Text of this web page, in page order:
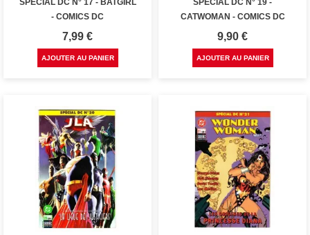
SPÉCIAL DC N° 17 - BATGIRL
- COMICS DC
Prix
7,99 €
AJOUTER AU PANIER
SPÉCIAL DC N° 19 -
CATWOMAN - COMICS DC
Prix
9,90 €
AJOUTER AU PANIER